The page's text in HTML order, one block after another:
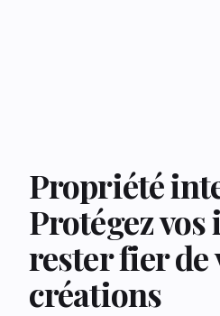
Propriété
Protégez
rester fier de
créations